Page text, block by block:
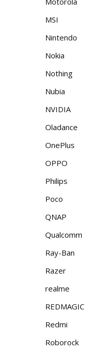
MSI
Nintendo
Nokia
Nothing
Nubia
NVIDIA
Oladance
OnePlus
OPPO
Philips
Poco
QNAP
Qualcomm
Ray-Ban
Razer
realme
REDMAGIC
Redmi
Roborock